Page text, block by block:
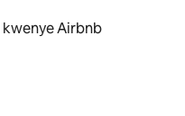
Airbnb